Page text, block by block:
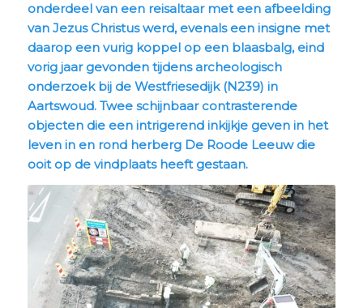
onderdeel van een reisaltaar met een afbeelding
van Jezus Christus werd, evenals een insigne met
daarop een vurig koppel op een blaasbalg, eind
vorig jaar gevonden tijdens archeologisch
onderzoek bij de Westfriesedijk (N239) in
Aartswoud. Twee schijnbaar contrasterende
objecten die een intrigerend inkijkje geven in het
leven in en rond herberg De Roode Leeuw die
ooit op de vindplaats heeft gestaan.